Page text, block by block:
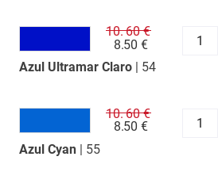
Azul Ultramar Claro| 54
10.60 €
8.50 €
Azul Cyan| 55
10.60 €
8.50 €